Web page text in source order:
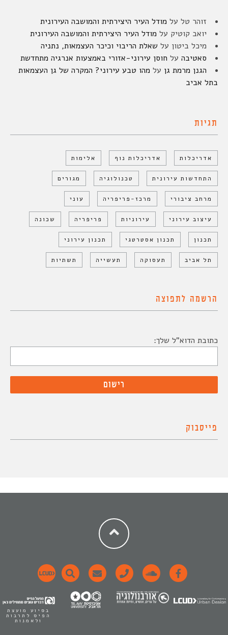
זוהר טל על מודל העיר היצירתית והמושבה העירונית
יואב קוטיק על מודל העיר היצירתית והמושבה העירונית
מיכל ביטון על שאלת הריבוי וכיכר העצמאות, נתניה
סאטיבה על חוסן עירוני-אזורי באמצעות אנרגיה מתחדשת
הגנן מרמת גן על מהו טבע עירוני? המקרה של גן העצמאות
בתל אביב
תגיות
אדריכלות אדריכלות נוף אלימות
התחדשות עירונית טכנולוגיה מגורים
מרחב ציבורי מרכז-פריפריה עוני
עיצוב עירוני עירוניות פריפריה שכונה
תכנון תכנון אסטרטגי תכנון עירוני
תל אביב תעסוקה תעשייה תשתיות
הרשמה לתפוצה
כתובת הדוא"ל שלך:
פייסבוק
בסיוע מועצת
הפיס לתרבות
ולאמנות